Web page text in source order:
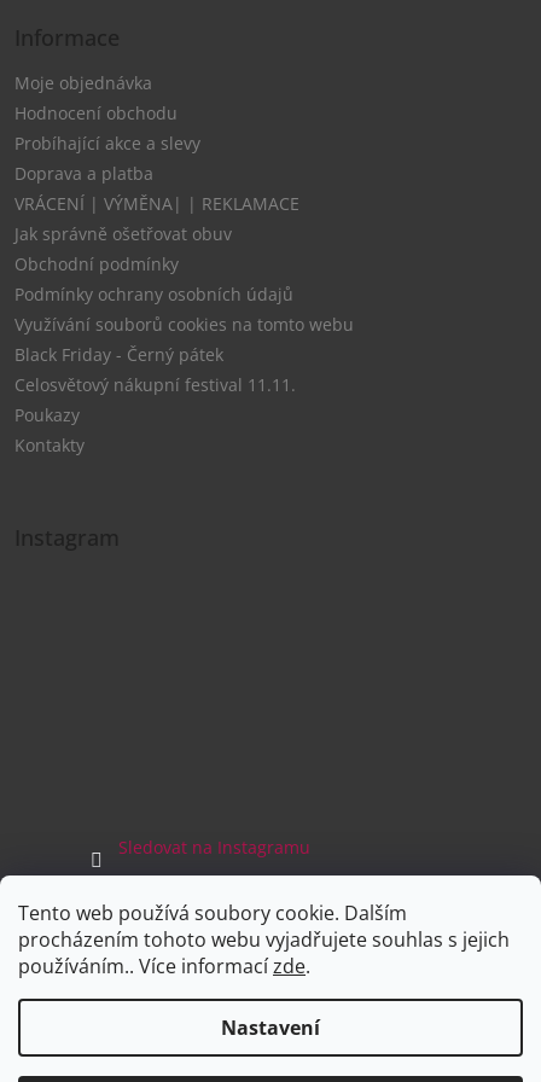
Tento web používá soubory cookie. Dalším
procházením tohoto webu vyjadřujete souhlas s jejich
používáním.. Více informacízde.
Nastavení
Informace
Moje objednávka
Hodnocení obchodu
Probíhající akce a slevy
Doprava a platba
VRÁCENÍ | VÝMĚNA| | REKLAMACE
Jak správně ošetřovat obuv
Obchodní podmínky
Podmínky ochrany osobních údajů
Využívání souborů cookies na tomto webu
Black Friday - Černý pátek
Celosvětový nákupní festival 11.11.
Poukazy
Kontakty
Instagram
Sledovat na Instagramu
Facebook
Vytvořil Shoptet